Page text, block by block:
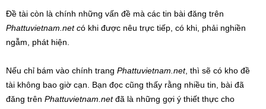
Đề tài còn là chính những vấn đề mà các tin bài đăng trên
Phattuvietnam.net có khi được nêu trực tiếp, có khi, phải nghiền
ngẫm, phát hiện.
Nếu chỉ bám vào chính trang Phattuvietnam.net, thì sẽ có kho đề
tài không bao giờ cạn. Bạn đọc cũng thấy rằng nhiều tin, bài đã
đăng trên Phattuvietnam.netđã là những gợi ý thiết thực cho